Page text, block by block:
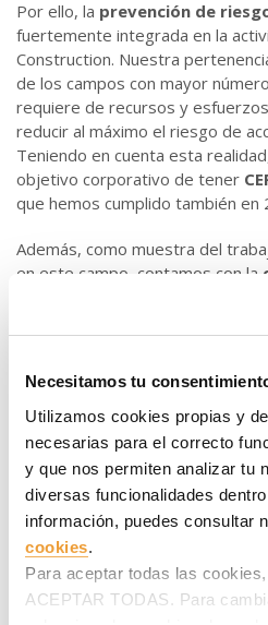
Necesitamos tu
Utilizamos cookies propias y
necesarias para el correcto
y que nos permiten analizar tu
diversas funcionalidades
información, puedes consultar
cookies.
Para aceptar todas las
ACEPTAR TODAS. Para
Por ello, la prevención de
fuertemente integrada en la
Construction. Nuestra
de los campos con mayor
requiere de recursos y
reducir al máximo el riesgo de
Teniendo en cuenta esta
objetivo corporativo de tener
que hemos cumplido también en
Además, como muestra del
en este campo, contamos con la
en matriz desde el año 2020, y
el año 2024 con uníndice de
33,21, reduciendo en un punto
Como referencia, el índice de
Comunidad Autónoma Vasca en
mostrando lo positivo de la cifra
Mantener y mejorar estos datos
de iniciativas innovadoras en el
riesgos laborales. La
con la Fundación SUESKOLAen